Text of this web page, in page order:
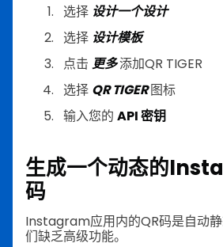
选择 设计一个设计
选择 设计模板
点击 更多添加QR TIGER
选择 QR TIGER图标
输入您的 API 密钥
生成一个动态的
码
Instagram应用内的QR码是自动
们缺乏高级功能。